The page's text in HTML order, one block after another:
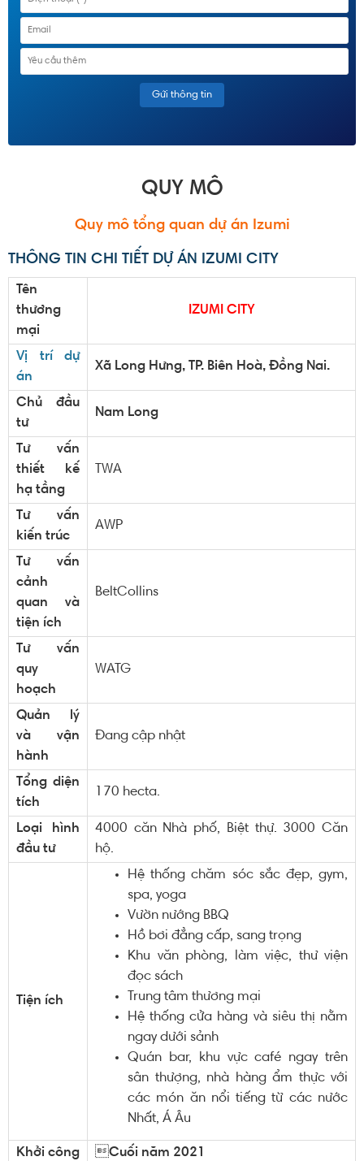
QUY MÔ
Quy mô tổng quan dự án Izumi
THÔNG TIN CHI TIẾT DỰ ÁN IZUMI CITY
Tên
thương
mại
IZUMI CITY
Vị trí dự
án
Xã Long Hưng, TP. Biên Hoà, Đồng Nai.
Chủ đầu
tư
Nam Long
Tư vấn
thiết kế
hạ tầng
TWA
Tư vấn
kiến trúc
AWP
Tư vấn
cảnh
quan và
tiện ích
BeltCollins
Tư vấn
quy
hoạch
WATG
Quản lý
và vận
hành
Đang cập nhật
Tổng diện
tích
170 hecta.
Loại hình
đầu tư
4000 căn Nhà phố, Biệt thự. 3000 Căn
hộ.
Tiện ích
Hệ thống chăm sóc sắc đẹp, gym,
spa, yoga
Vườn nướng BBQ
Hồ bơi đẳng cấp, sang trọng
Khu văn phòng, làm việc, thư viện
đọc sách
Trung tâm thương mại
Hệ thống cửa hàng và siêu thị nằm
ngay dưới sảnh
Quán bar, khu vực café ngay trên
sân thượng, nhà hàng ẩm thực với
các món ăn nổi tiếng từ các nước
Nhất, Á Âu
Khởi công
Cuối năm 2021